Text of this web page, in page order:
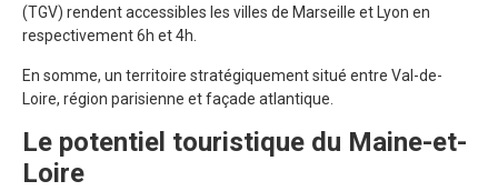
(TGV) rendent accessibles les villes de Marseille et Lyon en
respectivement 6h et 4h.
En somme, un territoire stratégiquement situé entre Val-de-
Loire, région parisienne et façade atlantique.
Le potentiel touristique du Maine-et-
Loire